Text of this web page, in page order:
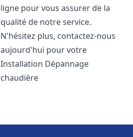
ligne pour vous assurer de la
qualité de notre service.
N'hésitez plus, contactez-nous
aujourd'hui pour votre
Installation Dépannage
chaudière